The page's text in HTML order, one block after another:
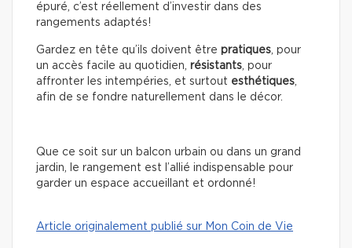
épuré, c’est réellement d’investir dans des
rangements adaptés!
Gardez en tête qu’ils doivent être pratiques , pour
un accès facile au quotidien, résistants , pour
affronter les intempéries, et surtout esthétiques
afin de se fondre naturellement dans le décor.
Que ce soit sur un balcon urbain ou dans un grand
jardin, le rangement est l’allié indispensable pour
garder un espace accueillant et ordonné!
Article originalement publié sur Mon Coin de Vie